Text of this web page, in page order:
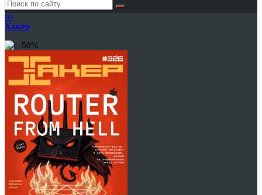
подписка
на
Хакер
-50%